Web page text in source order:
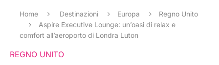
Home Destinazioni Europa
Regno Unito
Aspire Executive Lounge: un’oasi di relax e
comfort all’aeroporto di Londra Luton
REGNO UNITO